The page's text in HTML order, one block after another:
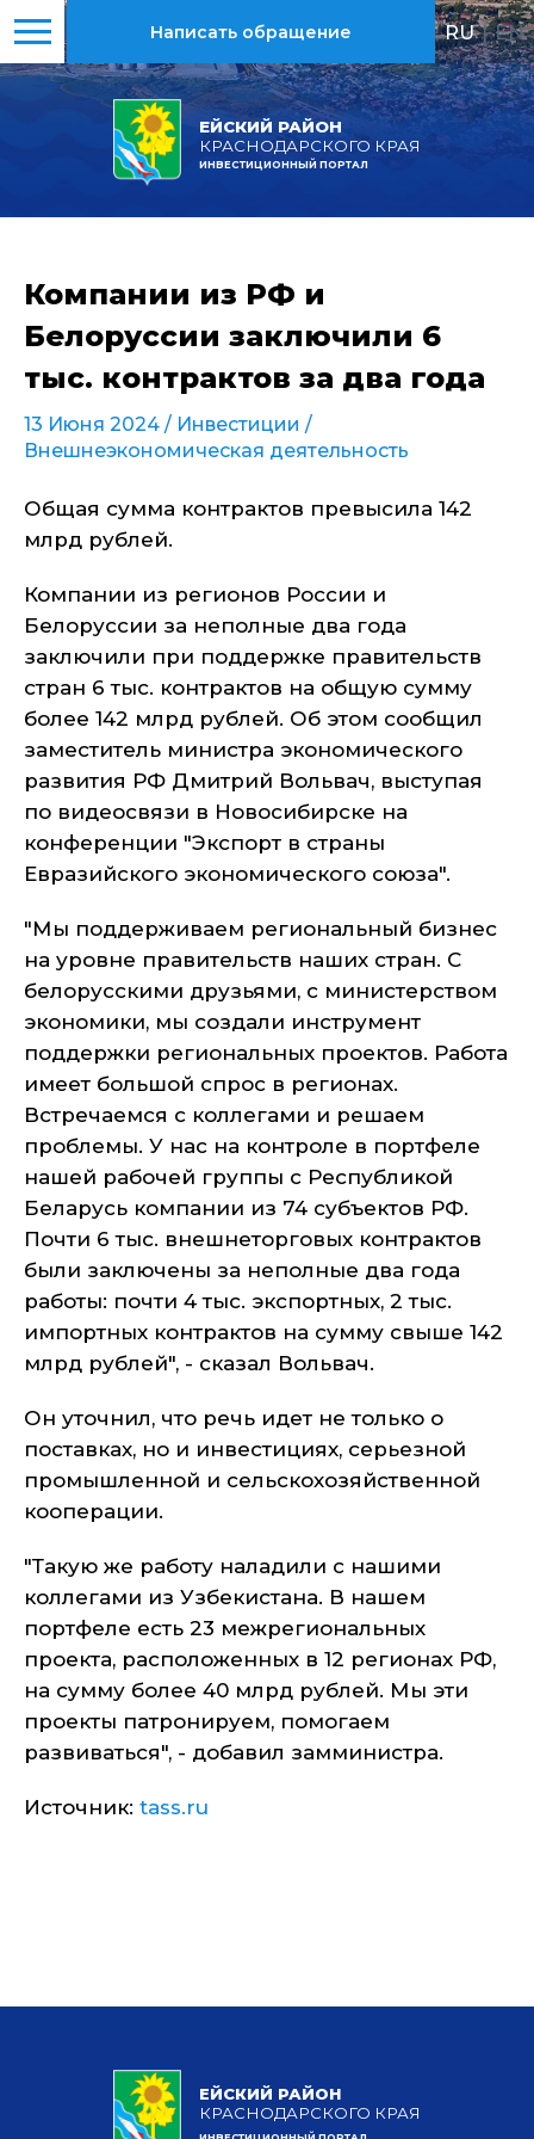
ЕЙСКИЙ РАЙОН
КРАСНОДАРСКОГО КРАЯ
ИНВЕСТИЦИОННЫЙ ПОРТАЛ
Написать обращение RU | EN
Компании из РФ и
Белоруссии заключили 6
тыс. контрактов за два года
13 Июня 2024 / Инвестиции /
Внешнеэкономическая деятельность
Общая сумма контрактов превысила 142
млрд рублей.
Компании из регионов России и
Белоруссии за неполные два года
заключили при поддержке правительств
стран 6 тыс. контрактов на общую сумму
более 142 млрд рублей. Об этом сообщил
заместитель министра экономического
развития РФ Дмитрий Вольвач, выступая
по видеосвязи в Новосибирске на
конференции "Экспорт в страны
Евразийского экономического союза".
"Мы поддерживаем региональный бизнес
на уровне правительств наших стран. С
белорусскими друзьями, с министерством
экономики, мы создали инструмент
поддержки региональных проектов. Работа
имеет большой спрос в регионах.
Встречаемся с коллегами и решаем
проблемы. У нас на контроле в портфеле
нашей рабочей группы с Республикой
Беларусь компании из 74 субъектов РФ.
Почти 6 тыс. внешнеторговых контрактов
были заключены за неполные два года
работы: почти 4 тыс. экспортных, 2 тыс.
импортных контрактов на сумму свыше 142
млрд рублей", - сказал Вольвач.
Он уточнил, что речь идет не только о
поставках, но и инвестициях, серьезной
промышленной и сельскохозяйственной
кооперации.
"Такую же работу наладили с нашими
коллегами из Узбекистана. В нашем
портфеле есть 23 межрегиональных
проекта, расположенных в 12 регионах РФ,
на сумму более 40 млрд рублей. Мы эти
проекты патронируем, помогаем
развиваться", - добавил замминистра.
Источник: tass.ru
ЕЙСКИЙ РАЙОН
КРАСНОДАРСКОГО КРАЯ